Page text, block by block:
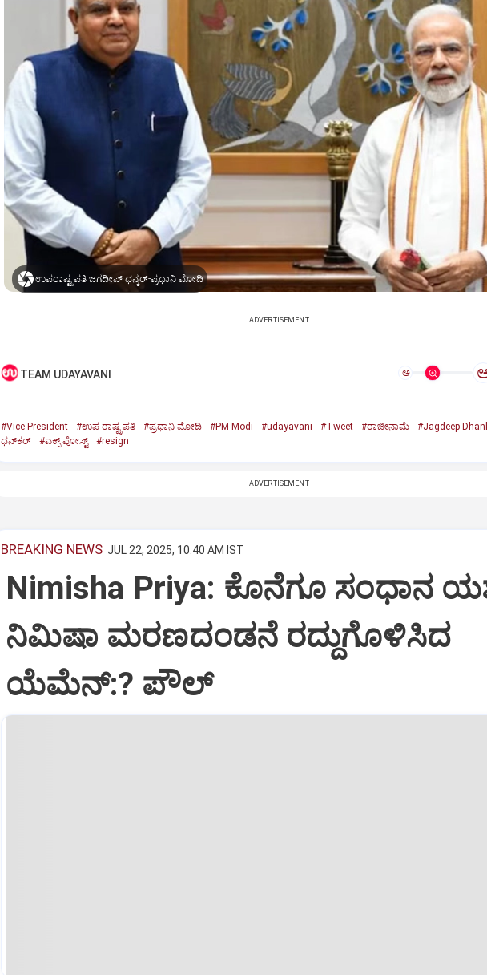
ಉಪರಾಷ್ಟ್ರಪತಿ ಜಗದೀಪ್‌ ಧನ್ಕರ್-ಪ್ರಧಾನಿ ಮೋದಿ
ADVERTISEMENT
TEAM UDAYAVANI ಅ
#Vice President #ಉಪ ರಾಷ್ಟ್ರಪತಿ #ಪ್ರಧಾನಿ ಮೋದಿ #PM Modi #udayavani #Tweet #ರಾಜೀನಾಮೆ
#Jagdeep
ಧನ್‌ಕರ್‌
#ಎಕ್ಸ್‌ ಪೋಸ್ಟ್ #resign
ADVERTISEMENT
BREAKING NEWS JUL 22, 2025, 10:40 AM IST
Nimisha Priya: ಕೊನೆಗೂ ಸಂಧಾನ
ನಿಮಿಷಾ ಮರಣದಂಡನೆ ರದ್ದುಗೊಳಿಸಿದ
ಯೆಮೆನ್:? ಪೌಲ್